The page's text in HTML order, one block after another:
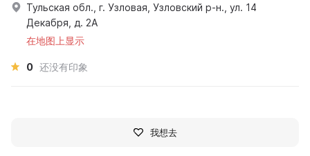
Тульская обл., г. Узловая, Узловский р-н., ул. 14
Декабря, д. 2А
在地图上显示
0 还没有印象
我想去